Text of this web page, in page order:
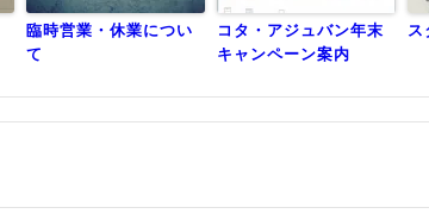
臨時営業・休業につい
て
コタ・アジュバン年末
キャンペーン案内
ス